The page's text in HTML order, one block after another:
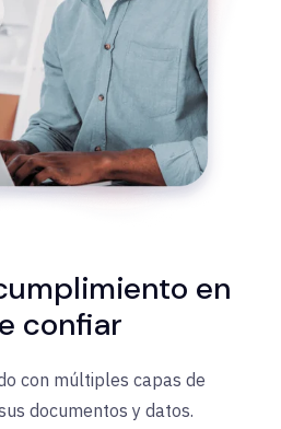
en
confiar
con múltiples capas de
documentos y datos.